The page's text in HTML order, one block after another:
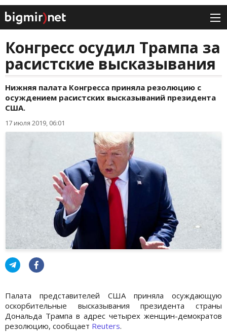
Конгресс осудил Трампа за
расистские высказывания
Нижняя палата Конгресса приняла резолюцию с
осуждением расистских высказываний президента
США.
17 июля 2019, 06:01
Палата представителей США приняла осуждающую
оскорбительные высказывания президента страны
Дональда Трампа в адрес четырех женщин-демократов
резолюцию, сообщает Reuters.